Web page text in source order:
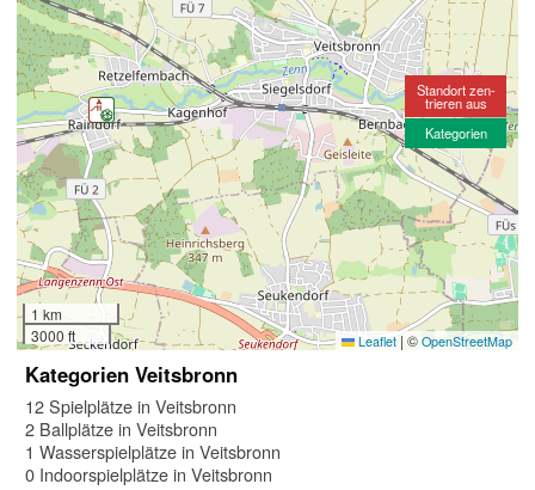
1 km
3000 ft
Leaflet | © OpenStreetMap
Standort zen-
trieren aus
Kategorien
Kategorien Veitsbronn
12 Spielplätze in Veitsbronn
2 Ballplätze in Veitsbronn
1 Wasserspielplätze in Veitsbronn
0 Indoorspielplätze in Veitsbronn